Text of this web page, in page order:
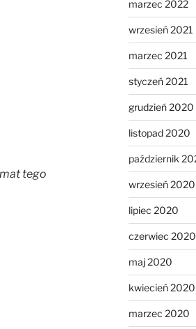
tego
marzec 2022
wrzesień 2021
marzec 2021
styczeń 2021
grudzień 2020
listopad 2020
październik
wrzesień 2020
lipiec 2020
czerwiec 2020
maj 2020
kwiecień 2020
marzec 2020